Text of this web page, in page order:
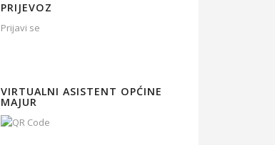
PRIJEVOZ
Prijavi se
VIRTUALNI ASISTENT OPĆINE
MAJUR